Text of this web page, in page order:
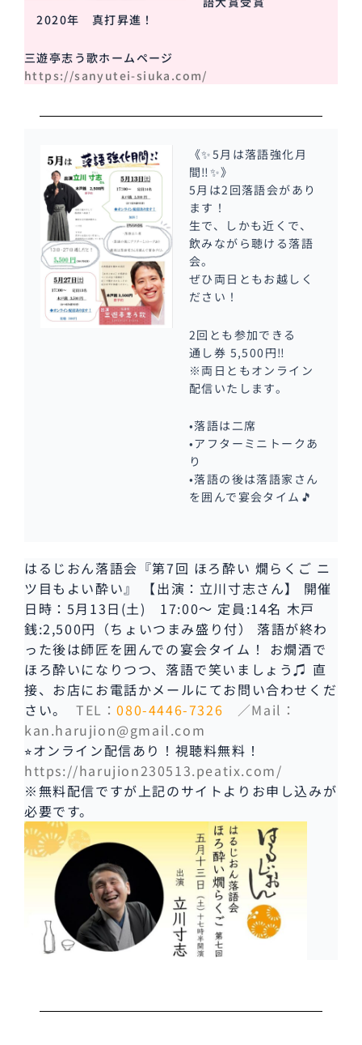
2020年 真打昇進！
三遊亭志う歌ホームページ
https://sanyutei-siuka.com/
《✨5月は落語強化月
間‼✨》
5月は2回落語会があり
ます！
生で、しかも近くで、
飲みながら聴ける落語
会。
ぜひ両日ともお越しく
ださい！
2回とも参加できる
通し券 5,500円‼
※両日ともオンライン
配信いたします。
•落語は二席
•アフターミニトークあ
り
•落語の後は落語家さん
を囲んで宴会タイム🎵
はるじおん落語会『第7回 ほろ酔い 燗らくご ニ
ツ目もよい酔い』 【出演：立川寸志さん】 開催
日時：5月13日(土) 17:00〜 定員:14名 木戸
銭:2,500円（ちょいつまみ盛り付） 落語が終わ
った後は師匠を囲んでの宴会タイム！ お燗酒で
ほろ酔いになりつつ、落語で笑いましょう♫ 直
接、お店にお電話かメールにてお問い合わせくだ
さい。
TEL：080-4446-7326 ／Mail：
kan.harujion@gmail.com
⭐︎オンライン配信あり！視聴料無料！
https://harujion230513.peatix.com/
※無料配信ですが上記のサイトよりお申し込みが
必要です。